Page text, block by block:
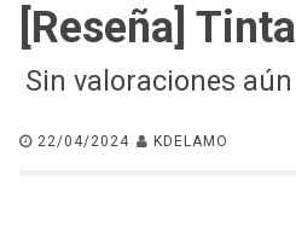
[Reseña] Tinta
Sin valoraciones aún
22/04/2024 KDELAMO